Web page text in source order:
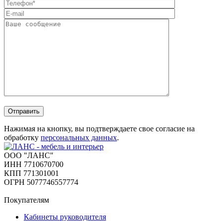
Отправить
Нажимая на кнопку, вы подтверждаете свое согласие на
обработку персональных данных.
ООО "ЛАНС"
ИНН 7710670700
КПП 771301001
ОГРН 5077746557774
Покупателям
Кабинеты руководителя